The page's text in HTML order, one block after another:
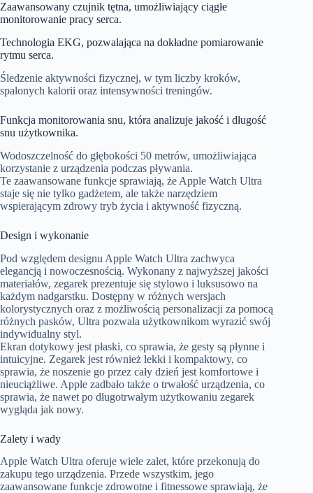
Zaawansowany czujnik tętna, umożliwiający ciągłe
monitorowanie pracy serca.
Technologia EKG, pozwalająca na dokładne pomiarowanie
rytmu serca.
Śledzenie aktywności fizycznej, w tym liczby kroków,
spalonych kalorii oraz intensywności treningów.
Funkcja monitorowania snu, która analizuje jakość i długość
snu użytkownika.
Wodoszczelność do głębokości 50 metrów, umożliwiająca
korzystanie z urządzenia podczas pływania.
Te zaawansowane funkcje sprawiają, że Apple Watch Ultra
staje się nie tylko gadżetem, ale także narzędziem
wspierającym zdrowy tryb życia i aktywność fizyczną.
Design i wykonanie
Pod względem designu Apple Watch Ultra zachwyca
elegancją i nowoczesnością. Wykonany z najwyższej jakości
materiałów, zegarek prezentuje się stylowo i luksusowo na
każdym nadgarstku. Dostępny w różnych wersjach
kolorystycznych oraz z możliwością personalizacji za pomocą
różnych pasków, Ultra pozwala użytkownikom wyrazić swój
indywidualny styl.
Ekran dotykowy jest płaski, co sprawia, że gesty są płynne i
intuicyjne. Zegarek jest również lekki i kompaktowy, co
sprawia, że noszenie go przez cały dzień jest komfortowe i
nieuciążliwe. Apple zadbało także o trwałość urządzenia, co
sprawia, że nawet po długotrwałym użytkowaniu zegarek
wygląda jak nowy.
Zalety i wady
Apple Watch Ultra oferuje wiele zalet, które przekonują do
zakupu tego urządzenia. Przede wszystkim, jego
zaawansowane funkcje zdrowotne i fitnessowe sprawiają, że